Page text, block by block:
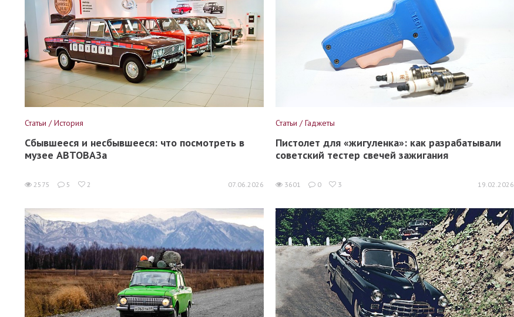
Статьи / История
Сбывшееся и несбывшееся: что посмотреть в
музее АВТОВАЗа
2575 5 2 07.06.2026
Статьи / Гаджеты
Пистолет для «жигуленка»: как разрабатывали
советский тестер свечей зажигания
3601 0 3 19.02.2026